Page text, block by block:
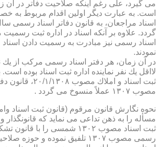
می گیرد، علی رغم اینكه صلاحیت دفاتر در آن
است. به عبارت دیگر اولین اقدام مربوط به
گردد. علاوه بر آنكه اسناد در اداره ثبت رسمیت
اسناد رسمی نیز مبادرت به رسمیت دادن
نمودند.
در آن زمان، هر دفتر اسناد رسمی مركب از
لااقل یك نفر نماینده اداره ثبت اسناد بوده
ثبت اسناد و املاك
مصوب ۱۳۰۷ عملاً منسوخ می گردد .
مسأله را به ذهن تداعی می نماید كه قانونگذار
ثبت اسناد مصوب ۱۳۰۲ شمسی را با
رسمی مصوب ۱۳۰۷ تلفیق نموده و